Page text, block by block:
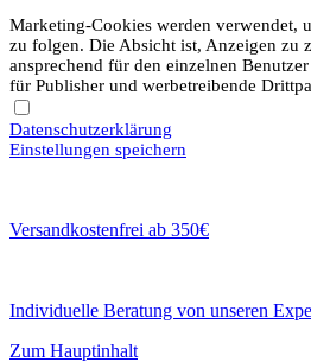
Marketing-Cookies werden verwendet,
zu folgen. Die Absicht ist, Anzeigen zu
ansprechend für den einzelnen
für Publisher und werbetreibende
Datenschutzerklärung
Einstellungen speichern
Versandkostenfrei ab 350€
Individuelle Beratung von unseren
Zum Hauptinhalt